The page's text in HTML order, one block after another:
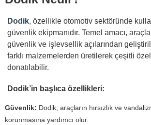
Dodik, özellikle otomotiv sektöründe
güvenlik ekipmanıdır. Temel amacı,
güvenlik ve işlevsellik açılarından
farklı malzemelerden üretilerek çeşitli
donatılabilir.
Dodik’in başlıca özellikleri:
Güvenlik: Dodik, araçların hırsızlık ve
korunmasına yardımcı olur.